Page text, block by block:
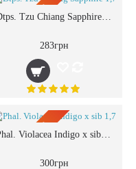
ПРЕДЗАКАЗ Dtps. Tzu Chiang Sapphire 1,7
283грн
ПРЕДЗАКАЗ Phal. Violacea Indigo x sib 1,7
300грн